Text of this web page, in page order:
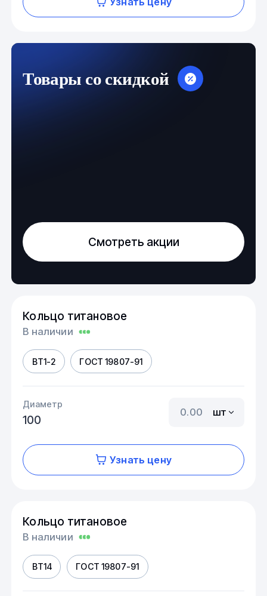
Товары со скидкой
Смотреть акции
Кольцо титановое
В наличии
ВТ1-2 ГОСТ 19807-91
Диаметр
100
шт
Узнать цену
Кольцо титановое
В наличии
ВТ14 ГОСТ 19807-91